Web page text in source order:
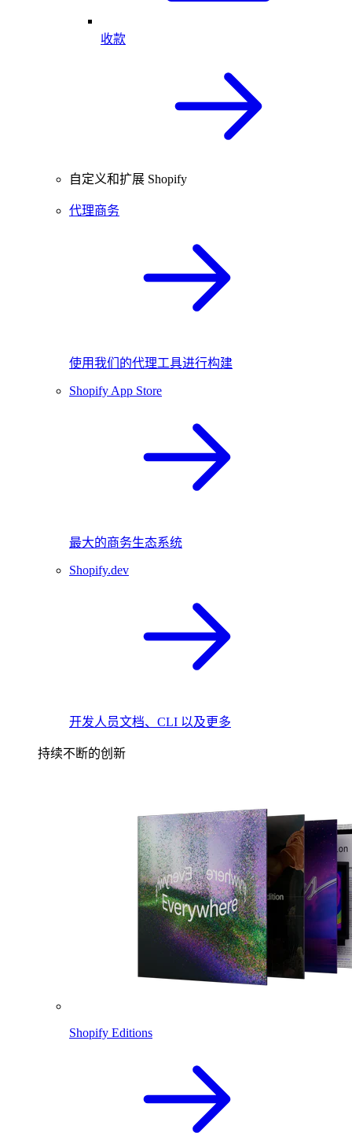
收款
自定义和扩展 Shopify
代理商务
使用我们的代理工具进行构建
Shopify App Store
最大的商务生态系统
Shopify.dev
开发人员文档、CLI 以及更多
持续不断的创新
Shopify Editions